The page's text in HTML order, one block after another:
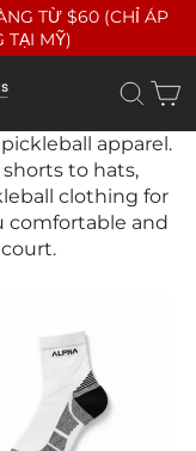
TỪ $60 (CHỈ ÁP
TẠI MỸ)
Tìm
apparel.
to hats,
clothing for
comfortable and